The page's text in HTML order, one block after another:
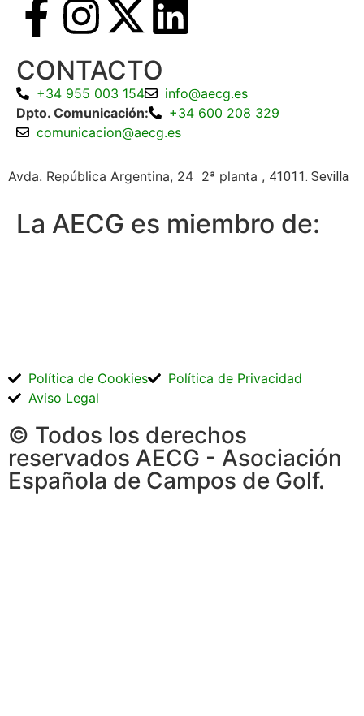
CONTACTO
+34 955 003 154
info@aecg.es
Dpto. Comunicación:
+34 600 208 329
comunicacion@aecg.es
Avda. República Argentina, 24 2ª planta , 41011. Sevilla
La AECG es miembro de:
© Todos los derechos
reservados AECG - Asociación
Española de Campos de Golf.
Política de Cookies
Política de Privacidad
Aviso Legal